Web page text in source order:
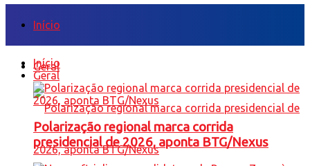
Início
Geral
Início
Geral
Polarização regional marca corrida
presidencial de 2026, aponta BTG/Nexus